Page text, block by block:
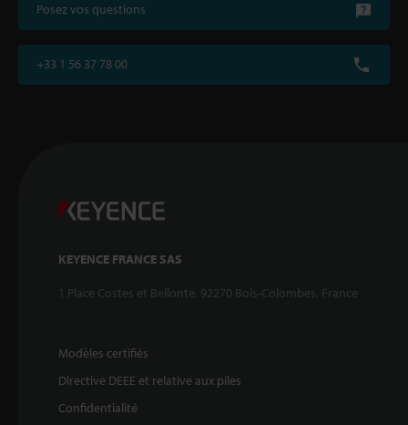
Posez vos questions
+33 1 56 37 78 00
KEYENCE FRANCE SAS
1 Place Costes et Bellonte, 92270 Bois-Colombes, France
Modèles certifiés
Directive DEEE et relative aux piles
Confidentialité